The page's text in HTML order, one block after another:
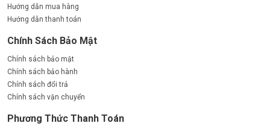
Hướng dẫn mua hàng
Hướng dẫn thanh toán
Chính Sách Bảo Mật
Chính sách bảo mật
Chính sách bảo hành
Chính sách đổi trả
Chính sách vận chuyển
Phương Thức Thanh Toán